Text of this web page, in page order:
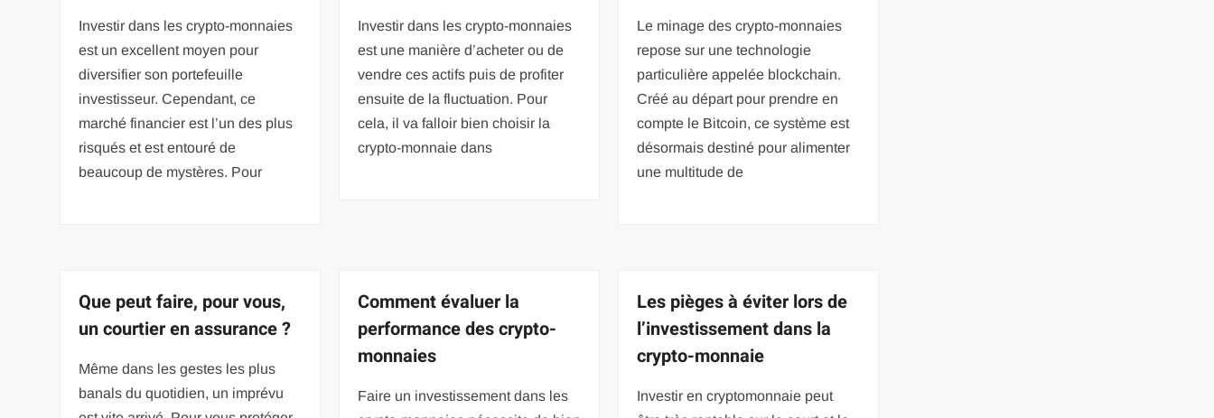
Investir dans les crypto-monnaies
est un excellent moyen pour
diversifier son portefeuille
investisseur. Cependant, ce
marché financier est l’un des plus
risqués et est entouré de
beaucoup de mystères. Pour
Investir dans les crypto-monnaies
est une manière d’acheter ou de
vendre ces actifs puis de profiter
ensuite de la fluctuation. Pour
cela, il va falloir bien choisir la
crypto-monnaie dans
Le minage des crypto-monnaies
repose sur une technologie
particulière appelée blockchain.
Créé au départ pour prendre en
compte le Bitcoin, ce système est
désormais destiné pour alimenter
une multitude de
Que peut faire, pour vous,
un courtier en assurance ?
Même dans les gestes les plus
banals du quotidien, un imprévu
Comment évaluer la
performance des crypto-
monnaies
Faire un investissement dans les
Les pièges à éviter lors de
l’investissement dans la
crypto-monnaie
Investir en cryptomonnaie peut